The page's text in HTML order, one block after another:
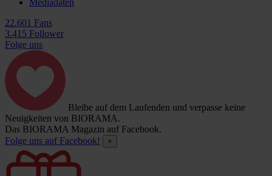
Mediadaten
22.601 Fans
3.415 Follower
Folge uns
Bleibe auf dem Laufenden und verpasse keine
Neuigkeiten von BIORAMA.
Das BIORAMA Magazin auf Facebook.
Folge uns auf Facebook!
×